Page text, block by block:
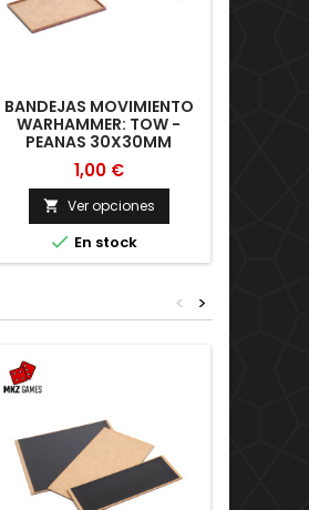
BANDEJAS MOVIMIENTO
WARHAMMER: TOW -
PEANAS 30X30MM
1,00 €
 Ver opciones
 En stock
>
<